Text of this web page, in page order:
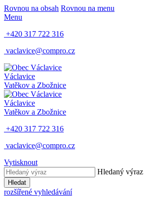
Rovnou na obsah Rovnou na menu
Menu
+420 317 722 316
vaclavice@compro.cz
Václavice
Vatěkov a Zbožnice
Václavice
Vatěkov a Zbožnice
+420 317 722 316
vaclavice@compro.cz
Vytisknout
Hledaný výraz
Hledat
rozšířené vyhledávání